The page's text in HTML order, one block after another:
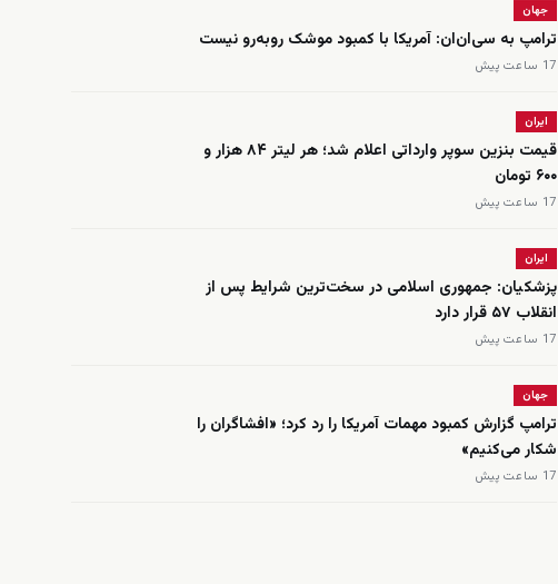
جهان
ترامپ به سی‌ان‌ان: آمریکا با کمبود موشک روبه‌رو نیست
17 ساعت پیش
ایران
قیمت بنزین سوپر وارداتی اعلام شد؛ هر لیتر ۸۴ هزار و
۶۰۰ تومان
17 ساعت پیش
ایران
پزشکیان: جمهوری اسلامی در سخت‌ترین شرایط پس از
انقلاب ۵۷ قرار دارد
17 ساعت پیش
جهان
ترامپ گزارش کمبود مهمات آمریکا را رد کرد؛ «افشاگران را
شکار می‌کنیم»
17 ساعت پیش